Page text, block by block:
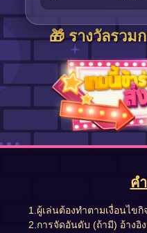
🎁 รางวัลรวม
ค
1.ผู้เล่นต้องทำตามเงื่อนไข
2.การจัดอันดับ (ถ้ามี) อ้าง